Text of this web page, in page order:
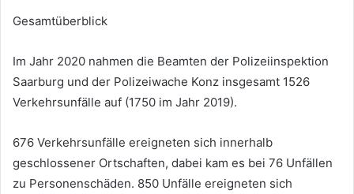
Gesamtüberblick
Im Jahr 2020 nahmen die Beamten der Polizeiinspektion
Saarburg und der Polizeiwache Konz insgesamt 1526
Verkehrsunfälle auf (1750 im Jahr 2019).
676 Verkehrsunfälle ereigneten sich innerhalb
geschlossener Ortschaften, dabei kam es bei 76 Unfällen
zu Personenschäden. 850 Unfälle ereigneten sich